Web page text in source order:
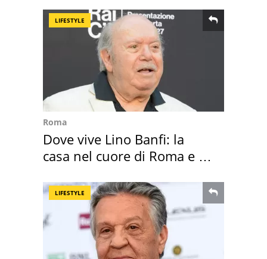
LIFESTYLE
Roma
Dove vive Lino Banfi: la
casa nel cuore di Roma e i
LIFESTYLE